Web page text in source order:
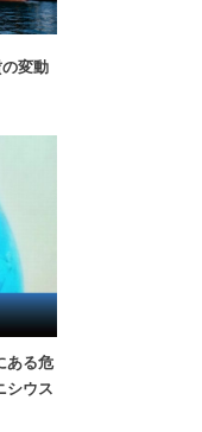
変動
ある危
シウス